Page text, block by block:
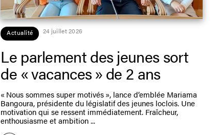
Actualité 24 juillet 2026
Le parlement des jeunes sort
de « vacances » de 2 ans
« Nous sommes super motivés », lance d’emblée Mariama
Bangoura, présidente du législatif des jeunes loclois. Une
motivation qui se ressent immédiatement. Fraîcheur,
enthousiasme et ambition